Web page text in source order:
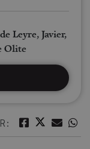
Facebook
Twitter
Leyre, Javier,
Olite